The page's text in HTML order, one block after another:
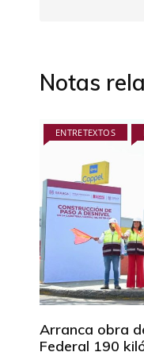
Notas
ENTRETEXTOS
Arranca obra
Federal 190